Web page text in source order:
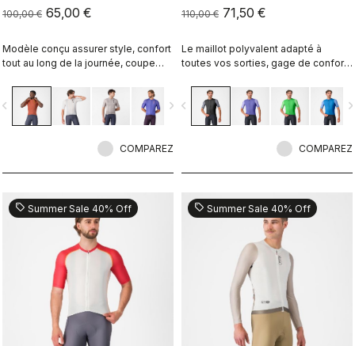
100,00 € 65,00 €
Modèle conçu assurer style, confort
tout au long de la journée, coupe
d’exception.
navigate_next
COMPAREZ
110,00 € 71,50 €
Le maillot polyvalent adapté à
toutes vos sorties, gage de confort
navigate_before
COMPAREZ
sell Summer Sale 40% Off sell Summer Sale 40% Off